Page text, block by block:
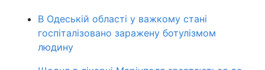
В Одеській області у важкому стані
госпіталізовано заражену ботулізмом
людину